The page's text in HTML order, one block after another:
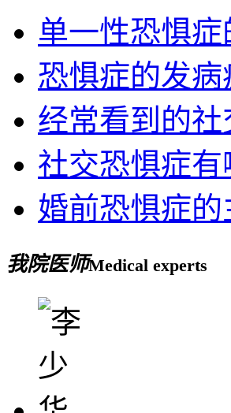
单一性恐惧
恐惧症的发
经常看到的
社交恐惧症
婚前恐惧症
我院医师Medical experts